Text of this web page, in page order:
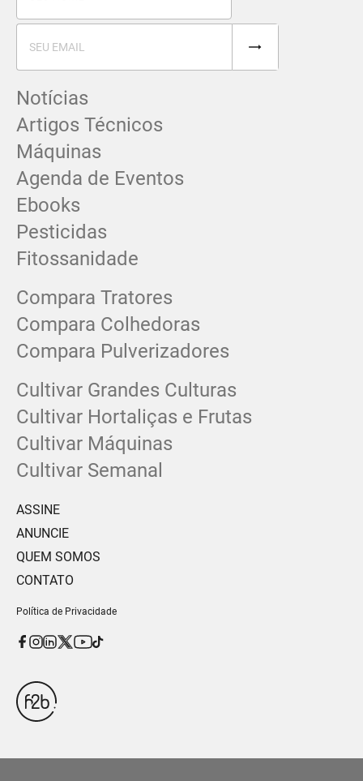
Notícias
Artigos Técnicos
Máquinas
Agenda de Eventos
Ebooks
Pesticidas
Fitossanidade
Compara Tratores
Compara Colhedoras
Compara Pulverizadores
Cultivar Grandes Culturas
Cultivar Hortaliças e Frutas
Cultivar Máquinas
Cultivar Semanal
ASSINE
ANUNCIE
QUEM SOMOS
CONTATO
Política de Privacidade